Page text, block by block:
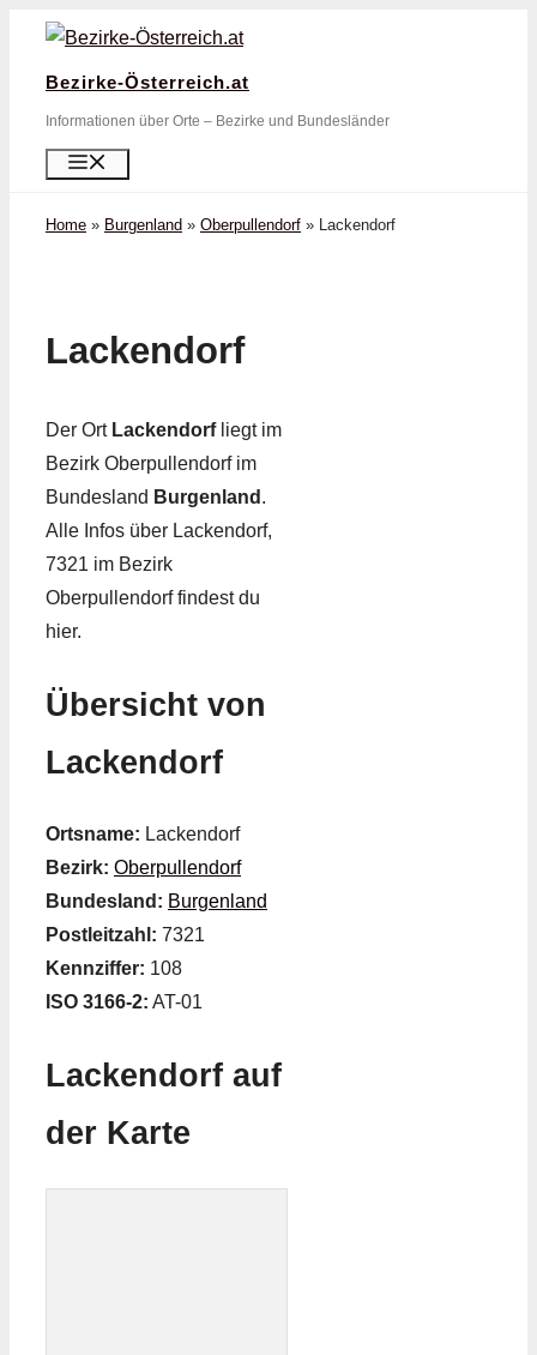
Zum
springen
Bezirke-Österreich.at
Informationen über Orte – Bezirke und Bundesländer
Home » Burgenland » Oberpullendorf » Lackendorf
Lackendorf
Der Ort Lackendorfliegt im
Bezirk Oberpullendorf im
Bundesland Burgenland .
Alle Infos über Lackendorf,
7321 im Bezirk
Oberpullendorf findest du
hier.
Übersicht von
Lackendorf
Ortsname: Lackendorf
Bezirk: Oberpullendorf
Bundesland: Burgenland
Postleitzahl: 7321
Kennziffer: 108
ISO 3166-2: AT-01
Lackendorf auf
der Karte